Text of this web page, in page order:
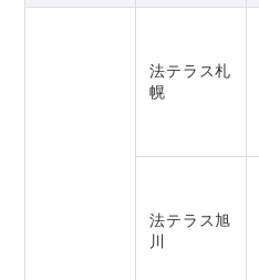
法テラス札
幌
法テラス旭
川